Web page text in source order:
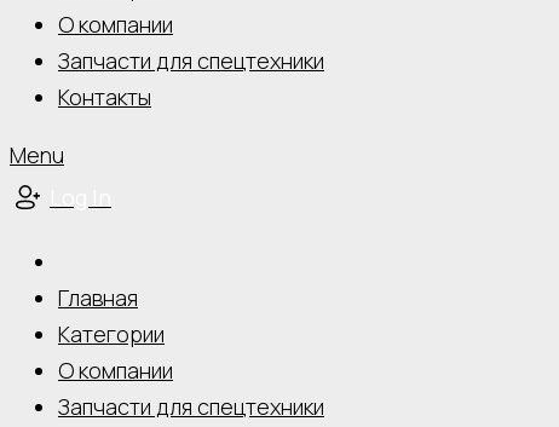
О компании
Запчасти для спецтехники
Контакты
Menu
Главная
Категории
О компании
Запчасти для спецтехники